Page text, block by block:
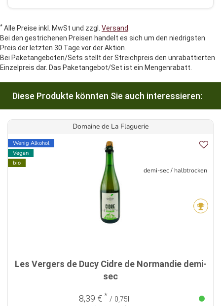
* Alle Preise inkl. MwSt und zzgl. Versand
Bei den gestrichenen Preisen handelt es sich um den niedrigsten
Preis der letzten 30 Tage vor der Aktion.
Bei Paketangeboten/Sets stellt der Streichpreis den unrabattierten
Einzelpreis dar. Das Paketangebot/Set ist ein Mengenrabatt.
Diese Produkte könnten Sie auch interessieren:
Domaine de La Flaguerie
Wenig Alkohol
Vegan
bio
demi-sec / halbtrocken
Les Vergers de Ducy Cidre de Normandie demi-
sec
8,39 € * / 0,75l